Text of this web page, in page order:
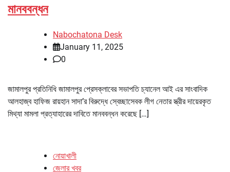
মানববন্ধন
Nabochatona Desk
January 11, 2025
0
জামালপুর প্রতিনিধি জামালপুর প্রেসক্লাবের সভাপতি চ্যানেল আই এর সাংবাদিক
আলহাজ্ব হাফিজ রায়হান সাদা’র বিরুদ্ধে স্বেচ্ছাসেবক লীগ নেতার স্ত্রীর দায়েরকৃত
মিথ্যা মামলা প্রত্যাহারের দাবিতে মানববন্ধন করেছে […]
নোয়াখালী
জেলার খবর